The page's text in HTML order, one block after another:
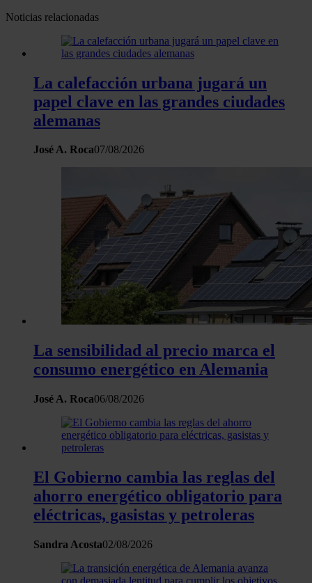
Noticias relacionadas
La calefacción urbana jugará un
papel clave en las grandes ciudades
alemanas
José A. Roca07/08/2026
La sensibilidad al precio marca el
consumo energético en Alemania
José A. Roca06/08/2026
El Gobierno cambia las reglas del
ahorro energético obligatorio para
eléctricas, gasistas y petroleras
Sandra Acosta02/08/2026